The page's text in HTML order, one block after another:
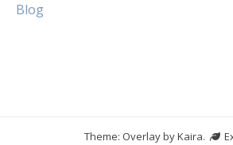
Blog
Theme: Overlay byKaira.